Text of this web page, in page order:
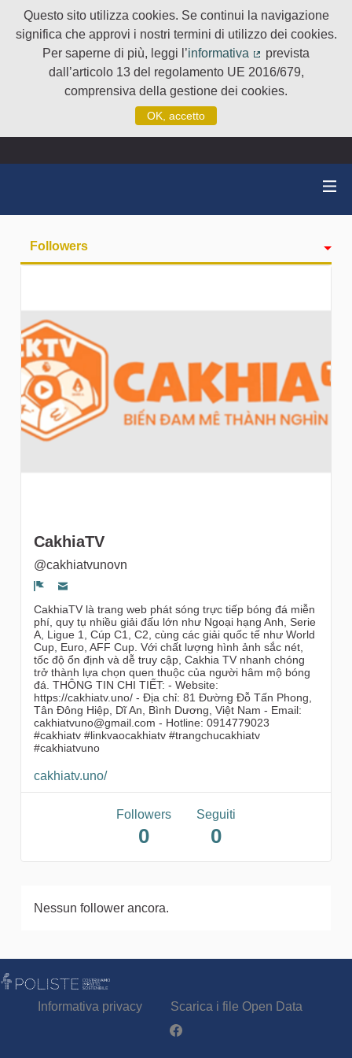
Questo sito utilizza cookies. Se continui la navigazione
significa che approvi i nostri termini di utilizzo dei cookies.
Per saperne di più, leggi l’informativa
(Collegamento
prevista
dall’articolo 13 del regolamento UE 2016/679,
comprensiva della gestione dei cookies.
OK, accetto
badge
Seguiti
Followers
gruppi
CakhiaTV
@cakhiatvunovn
Segnala un problema
CakhiaTV là trang web phát sóng trực tiếp bóng đá miễn
phí, quy tụ nhiều giải đấu lớn như Ngoại hạng Anh, Serie
A, Ligue 1, Cúp C1, C2, cùng các giải quốc tế như World
Cup, Euro, AFF Cup. Với chất lượng hình ảnh sắc nét,
tốc độ ổn định và dễ truy cập, Cakhia TV nhanh chóng
trở thành lựa chọn quen thuộc của người hâm mộ bóng
đá. THÔNG TIN CHI TIẾT: - Website:
https://cakhiatv.uno/ - Địa chỉ: 81 Đường Đỗ Tấn Phong,
Tân Đông Hiệp, Dĩ An, Bình Dương, Việt Nam - Email:
cakhiatvuno@gmail.com - Hotline: 0914779023
#cakhiatv #linkvaocakhiatv #trangchucakhiatv
#cakhiatvuno
cakhiatv.uno/
Followers
0
Seguiti
0
Nessun follower ancora.
Informativa privacy
Scarica i file Open Data
Partecipa - Poliste su Facebook